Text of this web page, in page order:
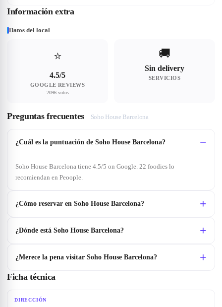
Información extra
Datos del local
⭐
4.5/5
GOOGLE REVIEWS
2096 votos
🚚
Sin delivery
SERVICIOS
Preguntas frecuentes Soho House Barcelona
¿Cuál es la puntuación de Soho House Barcelona?
Soho House Barcelona tiene 4.5/5 on Google. 22 foodies lo
recomiendan en Peoople.
¿Cómo reservar en Soho House Barcelona?
¿Dónde está Soho House Barcelona?
¿Merece la pena visitar Soho House Barcelona?
Ficha técnica
DIRECCIÓN